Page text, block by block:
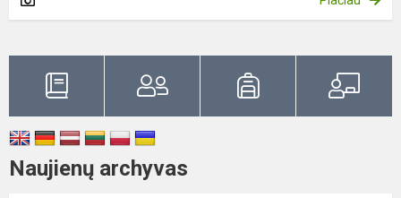
Naujienų archyvas